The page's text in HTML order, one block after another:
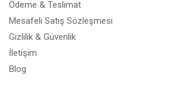
Ödeme & Teslimat
Mesafeli Satış Sözleşmesi
Gizlilik & Güvenlik
İletişim
Blog